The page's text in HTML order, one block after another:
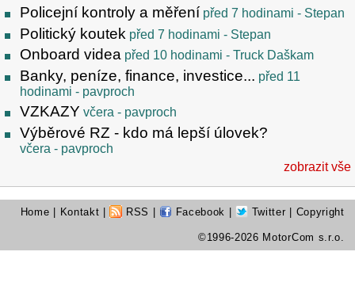
Policejní kontroly a měření před 7 hodinami - Stepan
Politický koutek před 7 hodinami - Stepan
Onboard videa před 10 hodinami - Truck Daškam
Banky, peníze, finance, investice... před 11
hodinami - pavproch
VZKAZY včera - pavproch
Výběrové RZ - kdo má lepší úlovek?
včera - pavproch
zobrazit vše
Home Kontakt RSS Facebook Twitter | Copyright
©1996-2026 MotorCom s.r.o.